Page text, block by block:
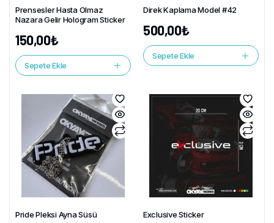
Prensesler Hasta Olmaz
Nazara Gelir Hologram Sticker
150,00₺
Sepete Ekle
Direk Kaplama Model #42
500,00₺
Sepete Ekle
Pride Pleksi Ayna Süsü Exclusive Sticker